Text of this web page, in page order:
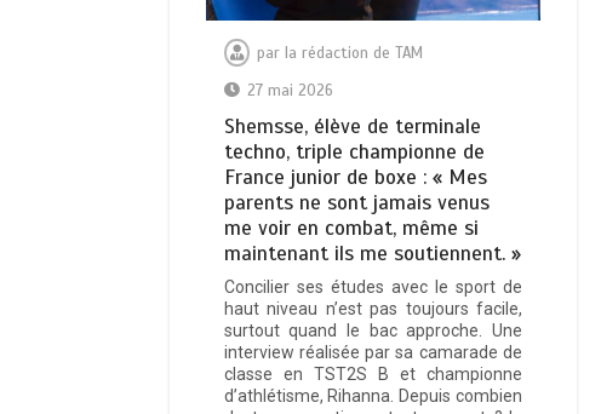
par la rédaction de TAM
27 mai 2026
Shemsse, élève de terminale
techno, triple championne de
France junior de boxe : « Mes
parents ne sont jamais venus
me voir en combat, même si
maintenant ils me soutiennent. »
Concilier ses études avec le sport de
haut niveau n’est pas toujours facile,
surtout quand le bac approche. Une
interview réalisée par sa camarade de
classe en TST2S B et championne
d’athlétisme, Rihanna. Depuis combien